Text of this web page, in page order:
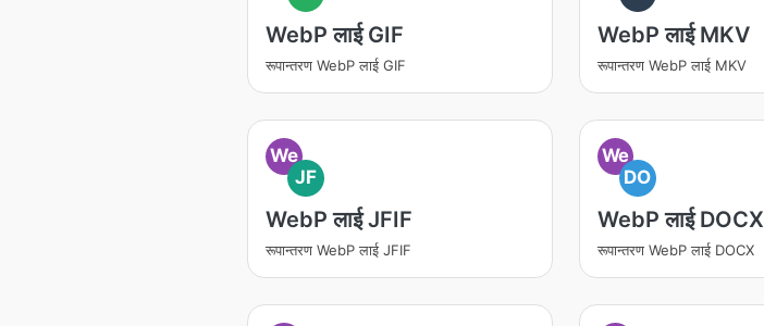
WebP लाई GIF
रूपान्तरण WebP लाई GIF
WebP लाई MKV
रूपान्तरण WebP लाई MKV
We
JF
WebP लाई JFIF
रूपान्तरण WebP लाई JFIF
We
DO
WebP लाई DOCX
रूपान्तरण WebP लाई DOCX